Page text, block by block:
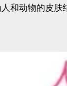
和动物的皮肤